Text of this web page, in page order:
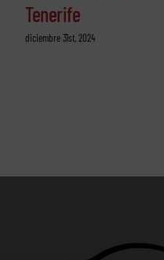
Tenerife
diciembre 31st, 2024